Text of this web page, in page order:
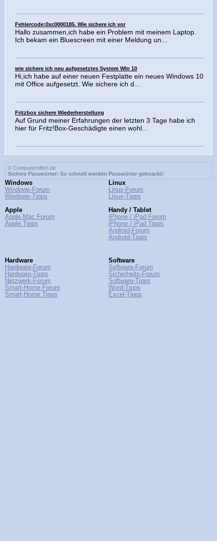
Fehlercode:0xc0000185. Wie sichere ich vor
Hallo zusammen,ich habe ein Problem mit meinem Laptop.
Ich bekam ein Bluescreen mit einer Meldung un...
wie sichere ich neu aufgesetztes System WIn 10
Hi,ich habe auf einer neuen Festplatte ein neues Windows 10
mit Office aufgesetzt. Wie sichere ich d...
Fritzbox sichere Wiederherstellung
Auf Grund meiner Erfahrungen der letzten 3 Tage habe ich
hier für Fritz!Box-Geschädigte einen wohl...
© Computerhilfen.de
Sichere Passwörter: So schnell werden Passwörter geknackt!
Windows
Windows-Forum
Windows-Tipps
Apple
Apple Mac Forum
Apple Tipps
Linux
Linux-Forum
Linux-Tipps
Handy / Tablet
iPhone / iPad Forum
iPhone / iPad Tipps
Android-Forum
Android-Tipps
Hardware
Hardware-Forum
Hardware-Tipps
Netzwerk-Forum
Smart-Home Forum
Smart-Home Tipps
Software
Software-Forum
Sicherheits-Forum
Software-Tipps
Word-Tipps
Excel-Tipps